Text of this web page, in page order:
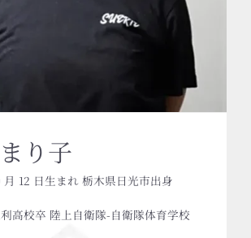
り子
12 日生まれ 栃木県日光市出身
高校卒 陸上自衛隊-自衛隊体育学校